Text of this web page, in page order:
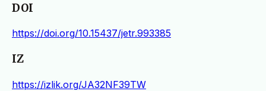
DOI
https://doi.org/10.15437/jetr.993385
IZ
https://izlik.org/JA32NF39TW